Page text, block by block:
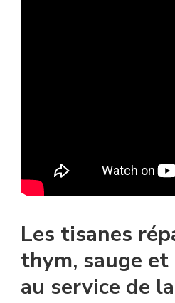
Les tisanes
thym, sauge
au service de